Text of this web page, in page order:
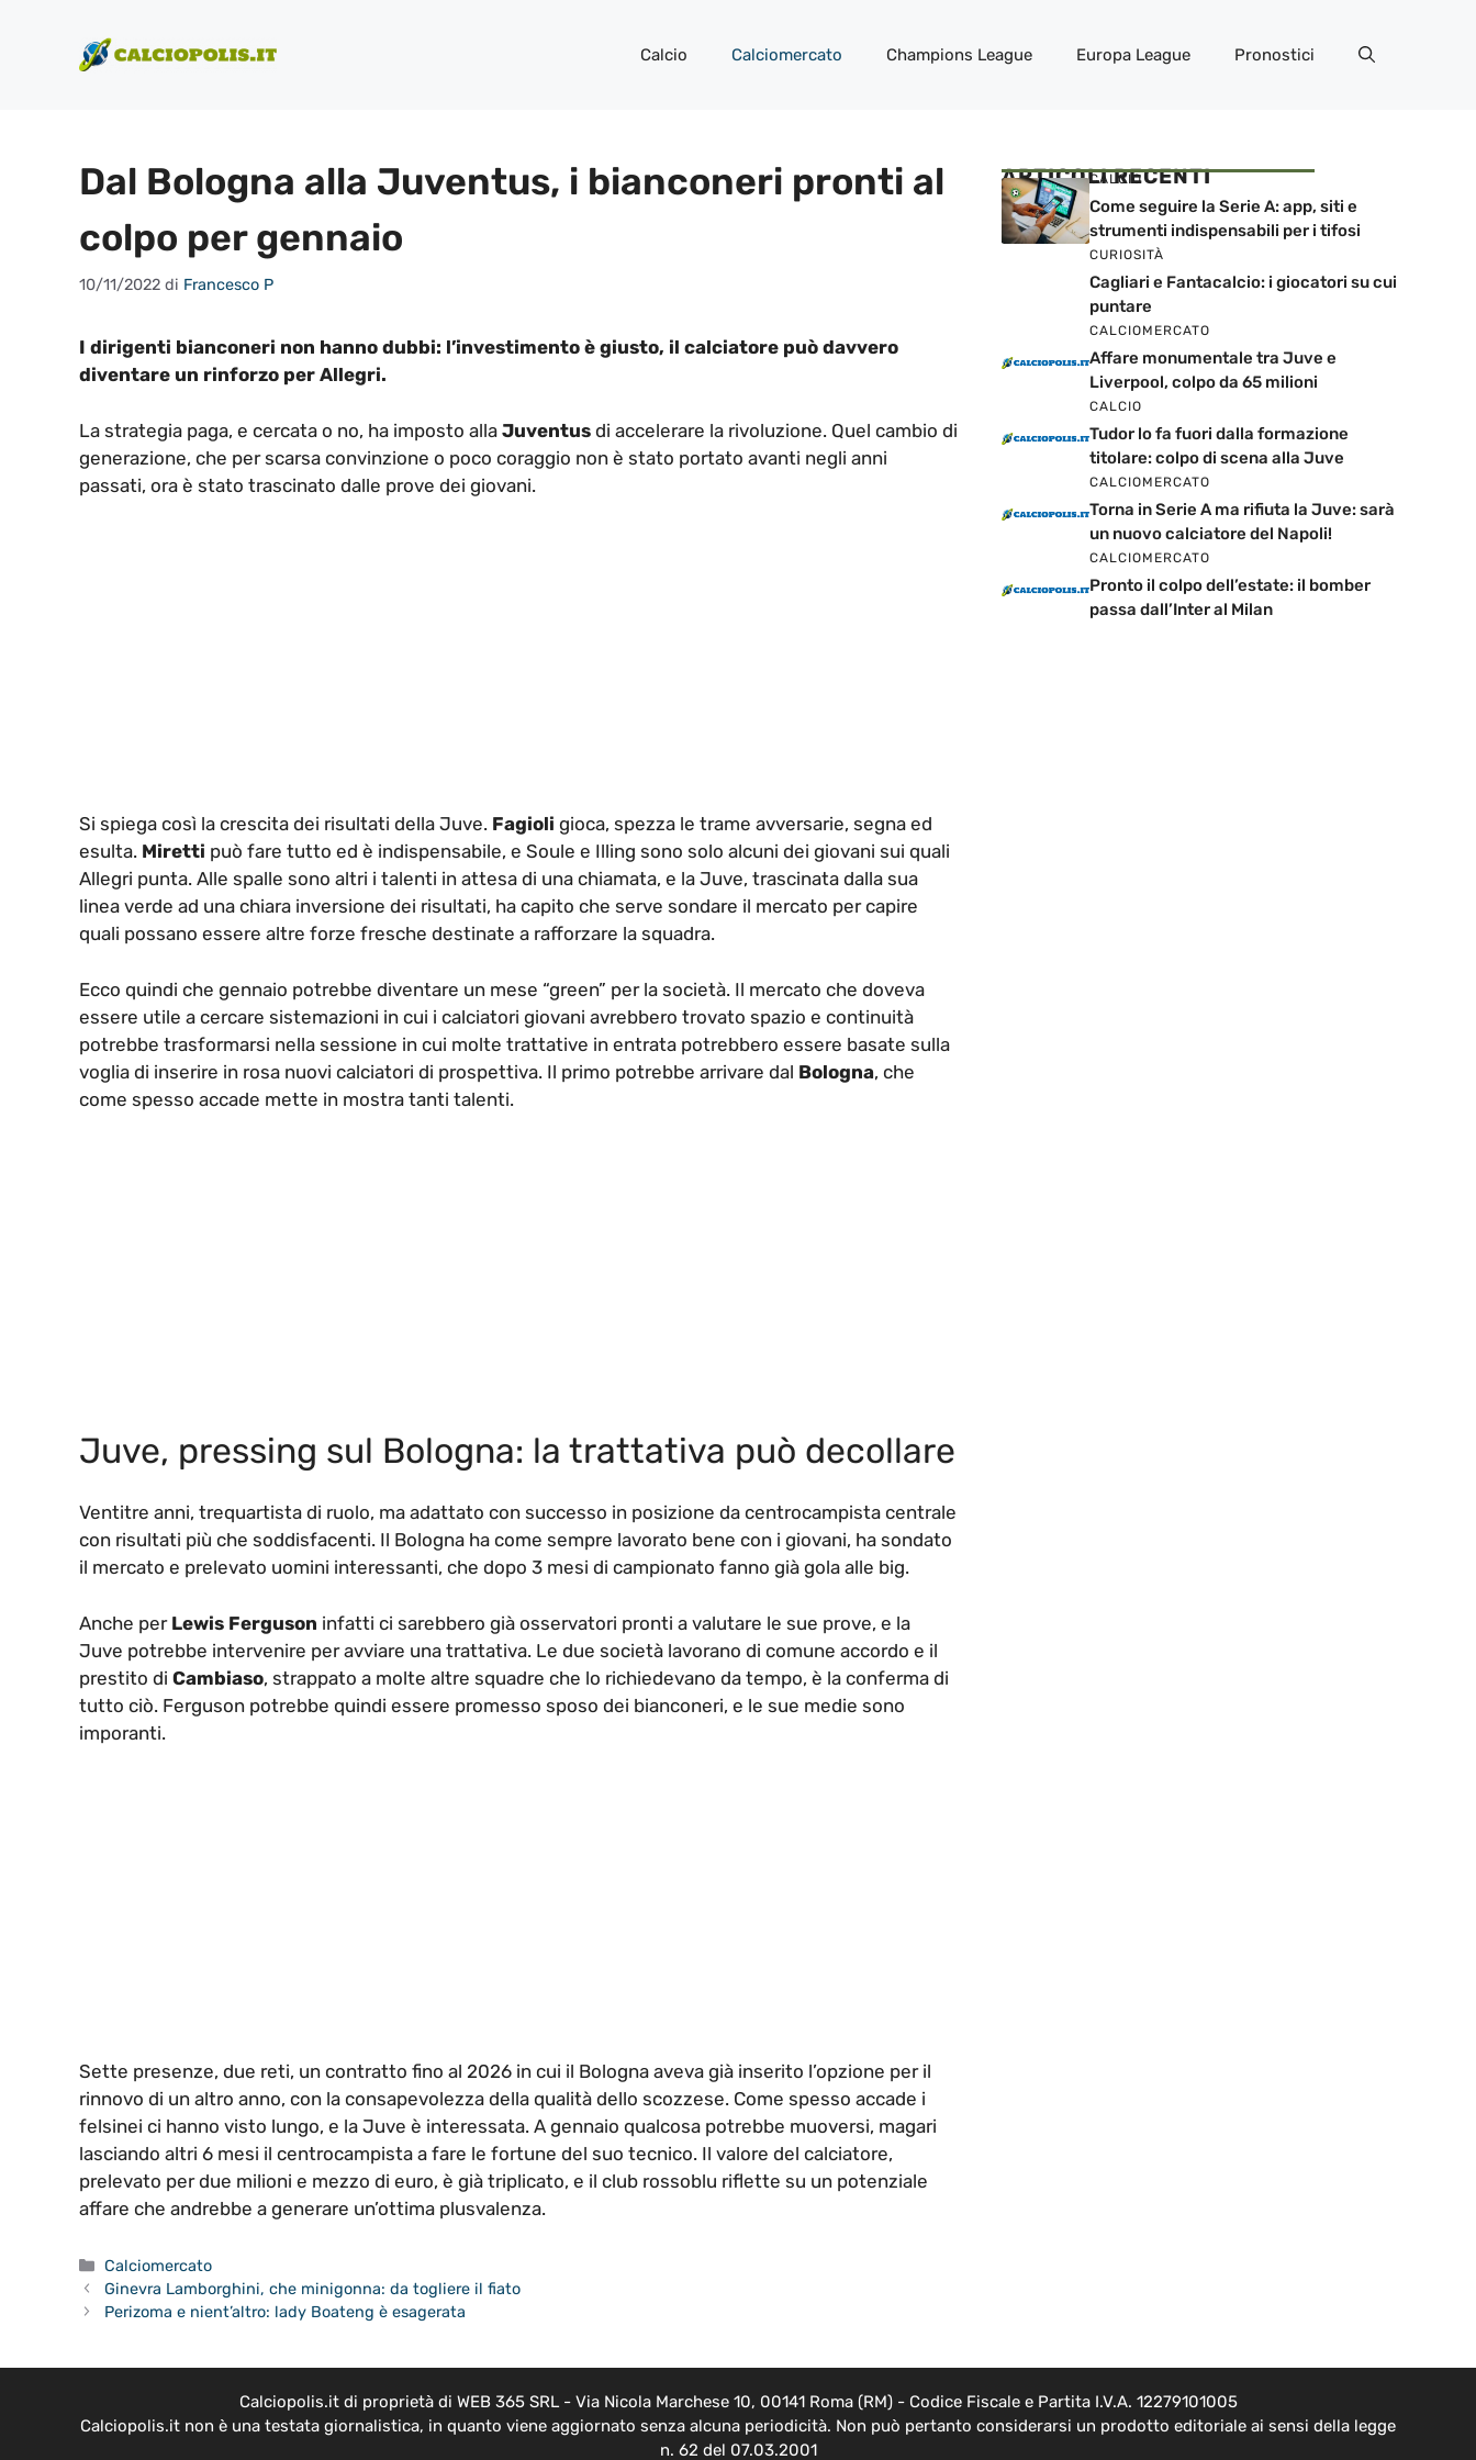
contenuto
Calcio Calciomercato Champions League Europa League Pronostici
Dal Bologna alla Juventus, i bianconeri pronti al
colpo per gennaio
10/11/2022 di Francesco P
I dirigenti bianconeri non hanno dubbi: l’investimento è giusto, il calciatore può davvero
diventare un rinforzo per Allegri.
La strategia paga, e cercata o no, ha imposto alla Juventus di accelerare la rivoluzione. Quel cambio di
generazione, che per scarsa convinzione o poco coraggio non è stato portato avanti negli anni
passati, ora è stato trascinato dalle prove dei giovani.
Si spiega così la crescita dei risultati della Juve. Fagioli gioca, spezza le trame avversarie, segna ed
esulta. Miretti può fare tutto ed è indispensabile, e Soule e Illing sono solo alcuni dei giovani sui quali
Allegri punta. Alle spalle sono altri i talenti in attesa di una chiamata, e la Juve, trascinata dalla sua
linea verde ad una chiara inversione dei risultati, ha capito che serve sondare il mercato per capire
quali possano essere altre forze fresche destinate a rafforzare la squadra.
Ecco quindi che gennaio potrebbe diventare un mese “green” per la società. Il mercato che doveva
essere utile a cercare sistemazioni in cui i calciatori giovani avrebbero trovato spazio e continuità
potrebbe trasformarsi nella sessione in cui molte trattative in entrata potrebbero essere basate sulla
voglia di inserire in rosa nuovi calciatori di prospettiva. Il primo potrebbe arrivare dal Bologna, che
come spesso accade mette in mostra tanti talenti.
Juve, pressing sul Bologna: la trattativa può decollare
Ventitre anni, trequartista di ruolo, ma adattato con successo in posizione da centrocampista centrale
con risultati più che soddisfacenti. Il Bologna ha come sempre lavorato bene con i giovani, ha sondato
il mercato e prelevato uomini interessanti, che dopo 3 mesi di campionato fanno già gola alle big.
Anche per Lewis Ferguson infatti ci sarebbero già osservatori pronti a valutare le sue prove, e la
Juve potrebbe intervenire per avviare una trattativa. Le due società lavorano di comune accordo e il
prestito di Cambiaso, strappato a molte altre squadre che lo richiedevano da tempo, è la conferma di
tutto ciò. Ferguson potrebbe quindi essere promesso sposo dei bianconeri, e le sue medie sono
imporanti.
Sette presenze, due reti, un contratto fino al 2026 in cui il Bologna aveva già inserito l’opzione per il
rinnovo di un altro anno, con la consapevolezza della qualità dello scozzese. Come spesso accade i
felsinei ci hanno visto lungo, e la Juve è interessata. A gennaio qualcosa potrebbe muoversi, magari
lasciando altri 6 mesi il centrocampista a fare le fortune del suo tecnico. Il valore del calciatore,
prelevato per due milioni e mezzo di euro, è già triplicato, e il club rossoblu riflette su un potenziale
affare che andrebbe a generare un’ottima plusvalenza.
Categorie
Calciomercato
Ginevra Lamborghini, che minigonna: da togliere il fiato
Perizoma e nient’altro: lady Boateng è esagerata
ARTICOLI RECENTI
CALCIO
Come seguire la Serie A: app, siti e
strumenti indispensabili per i tifosi
CURIOSITÀ
Cagliari e Fantacalcio: i giocatori su cui
puntare
CALCIOMERCATO
Affare monumentale tra Juve e
Liverpool, colpo da 65 milioni
CALCIO
Tudor lo fa fuori dalla formazione
titolare: colpo di scena alla Juve
CALCIOMERCATO
Torna in Serie A ma rifiuta la Juve: sarà
un nuovo calciatore del Napoli!
CALCIOMERCATO
Pronto il colpo dell’estate: il bomber
passa dall’Inter al Milan
Calciopolis.it di proprietà di WEB 365 SRL - Via Nicola Marchese 10, 00141 Roma (RM) - Codice Fiscale e Partita I.V.A. 12279101005
Calciopolis.it non è una testata giornalistica, in quanto viene aggiornato senza alcuna periodicità. Non può pertanto considerarsi un prodotto editoriale ai sensi della legge
n. 62 del 07.03.2001